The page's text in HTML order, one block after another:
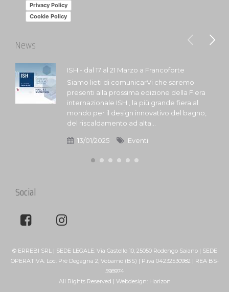
Privacy Policy
Cookie Policy
News
ISH - dal 17 al 21 Marzo a Francoforte
Siamo lieti di comunicarVi che saremo
presenti alla prossima edizione della Fiera
internazionale ISH , la più grande fiera al
mondo per il design innovativo del bagno,
del riscaldamento ad alta...
13/01/2025 Eventi
Social
© ERREBI SRL | SEDE LEGALE: Via Castello 10, 25050 Rodengo Saiano | SEDE
OPERATIVA: Loc. Prè Degagna 2, Vobarno (BS) | P.iva 04232530982 | REA BS-
598974
All Rights Reserved | Webdesign: Horizon